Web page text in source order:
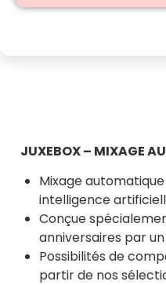
JUXEBOX – MIXAGE
Mixage
intelligence
Conçue
anniversaires par un
Possibilités de
partir de nos